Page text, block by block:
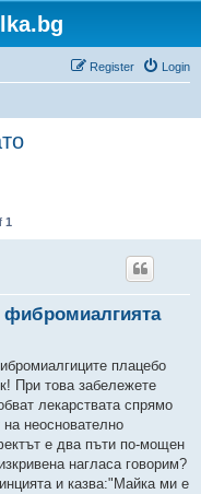
Login
Register
1
фибромиалгията
плацебо
При това забележете
лекарствата спрямо
на неоснователно
е два пъти по-мощен
нагласа говорим?
и казва:"Майка ми е